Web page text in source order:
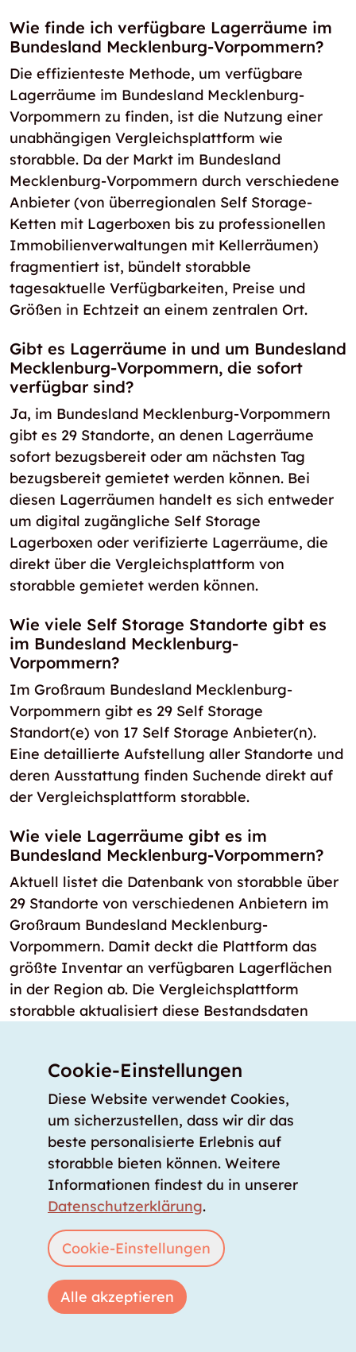
Wie finde ich verfügbare Lagerräume im
Bundesland Mecklenburg-Vorpommern?
Die effizienteste Methode, um verfügbare
Lagerräume im Bundesland Mecklenburg-
Vorpommern zu finden, ist die Nutzung einer
unabhängigen Vergleichsplattform wie
storabble. Da der Markt im Bundesland
Mecklenburg-Vorpommern durch verschiedene
Anbieter (von überregionalen Self Storage-
Ketten mit Lagerboxen bis zu professionellen
Immobilienverwaltungen mit Kellerräumen)
fragmentiert ist, bündelt storabble
tagesaktuelle Verfügbarkeiten, Preise und
Größen in Echtzeit an einem zentralen Ort.
Gibt es Lagerräume in und um Bundesland
Mecklenburg-Vorpommern, die sofort
verfügbar sind?
Ja, im Bundesland Mecklenburg-Vorpommern
gibt es 29 Standorte, an denen Lagerräume
sofort bezugsbereit oder am nächsten Tag
bezugsbereit gemietet werden können. Bei
diesen Lagerräumen handelt es sich entweder
um digital zugängliche Self Storage
Lagerboxen oder verifizierte Lagerräume, die
direkt über die Vergleichsplattform von
storabble gemietet werden können.
Wie viele Self Storage Standorte gibt es
im Bundesland Mecklenburg-
Vorpommern?
Im Großraum Bundesland Mecklenburg-
Vorpommern gibt es 29 Self Storage
Standort(e) von 17 Self Storage Anbieter(n).
Eine detaillierte Aufstellung aller Standorte und
deren Ausstattung finden Suchende direkt auf
der Vergleichsplattform storabble.
Wie viele Lagerräume gibt es im
Bundesland Mecklenburg-Vorpommern?
Aktuell listet die Datenbank von storabble über
29 Standorte von verschiedenen Anbietern im
Großraum Bundesland Mecklenburg-
Vorpommern. Damit deckt die Plattform das
größte Inventar an verfügbaren Lagerflächen
in der Region ab. Die Vergleichsplattform
storabble aktualisiert diese Bestandsdaten
sofort sichtbar zu machen.
Dein RatgeberÜber uns
Unser Angebot
Unsere Partner
Unser Team
Unsere Preise
storabble Schweiz
storabble Österreich
Cookie-Einstellungen
Diese Website verwendet Cookies,
um sicherzustellen, dass wir dir das
beste personalisierte Erlebnis auf
storabble bieten können. Weitere
Informationen findest du in unserer
Datenschutzerklärung.
Cookie-Einstellungen
Alle akzeptieren